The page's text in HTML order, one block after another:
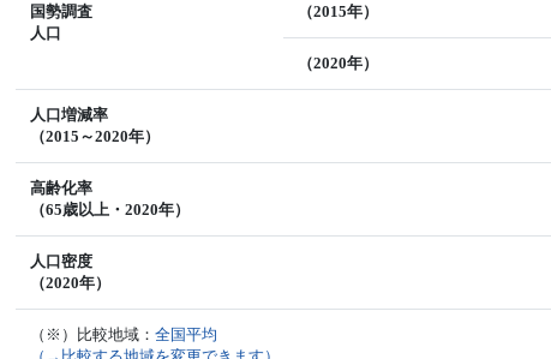
国勢調査
人口
（2015年）
（2020年）
人口増減率
（2015～2020年）
高齢化率
（65歳以上・2020年）
人口密度
（2020年）
（※）比較地域：全国平均